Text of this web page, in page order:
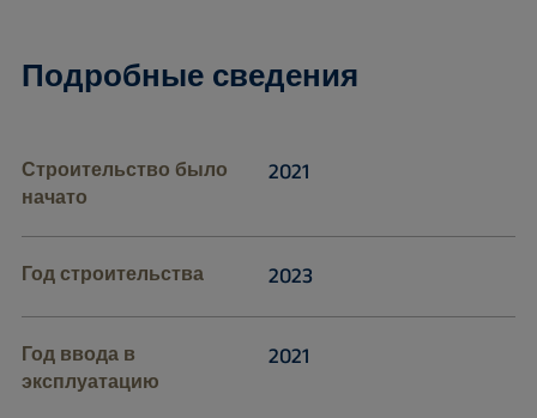
Подробные сведения
Строительство было
начато
2021
Год строительства 2023
Год ввода в
эксплуатацию
2021